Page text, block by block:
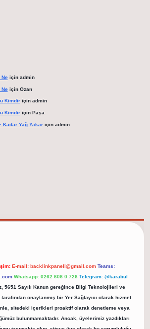
Neiçin admin
Neiçin Ozan
Kimdiriçin admin
Kimdiriçin Paşa
Kadar Yağ Yakariçin admin
E-mail: backlinkpaneli@gmail.com Teams:
Whatsapp: 0262 606 0 726 Telegram: @karabul
5651 Sayılı Kanun gereğince Bilgi Teknolojileri ve
onaylanmış bir Yer Sağlayıcı olarak hizmet
sitedeki içerikleri proaktif olarak denetleme veya
bulunmamaktadır. Ancak, üyelerimiz yazdıkları